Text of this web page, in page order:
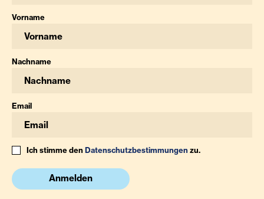
Vorname
Nachname
Email
Ich stimme denDatenschutzbestimmungenzu.
Anmelden